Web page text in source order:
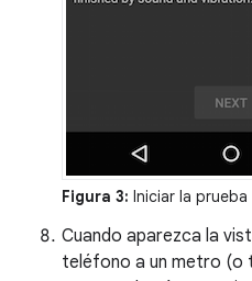
Figura 3: Iniciar la prueba
Cuando aparezca la
teléfono a un metro (o